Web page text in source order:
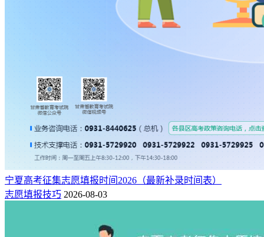
宁夏高考征集志愿填报时间2026（最新补录时间表）
志愿填报技巧 2026-08-03